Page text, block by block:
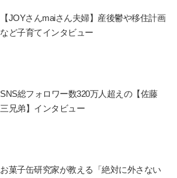
【JOYさんmaiさん夫婦】産後鬱や移住計画
など子育てインタビュー
SNS総フォロワー数320万人超えの【佐藤
三兄弟】インタビュー
お菓子缶研究家が教える「絶対に外さない